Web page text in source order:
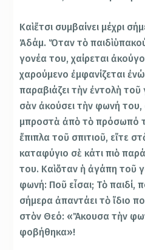
Καὶ ἔτσι συμβαίνει μέχρι
Ἀδάμ. Ὅταν τὸ παιδὶ
γονέα του, χαίρεται
χαρούμενο ἐμφανίζεται
παραβιάζει τὴν ἐντολὴ
σὰν ἀκούσει τὴν φωνή του,
μπροστὰ ἀπὸ τὸ πρόσωπό
ἔπιπλα τοῦ σπιτιοῦ, εἴτε
καταφύγιο σὲ κάτι πιὸ
του. Καὶ ὅταν ἡ ἀγάπη τοῦ
φωνή: Ποῦ εἶσαι; Τὸ παιδί,
σήμερα ἀπαντάει τὸ ἴδιο
στὸν Θεό: «Ἄκουσα τὴν
φοβήθηκα»!